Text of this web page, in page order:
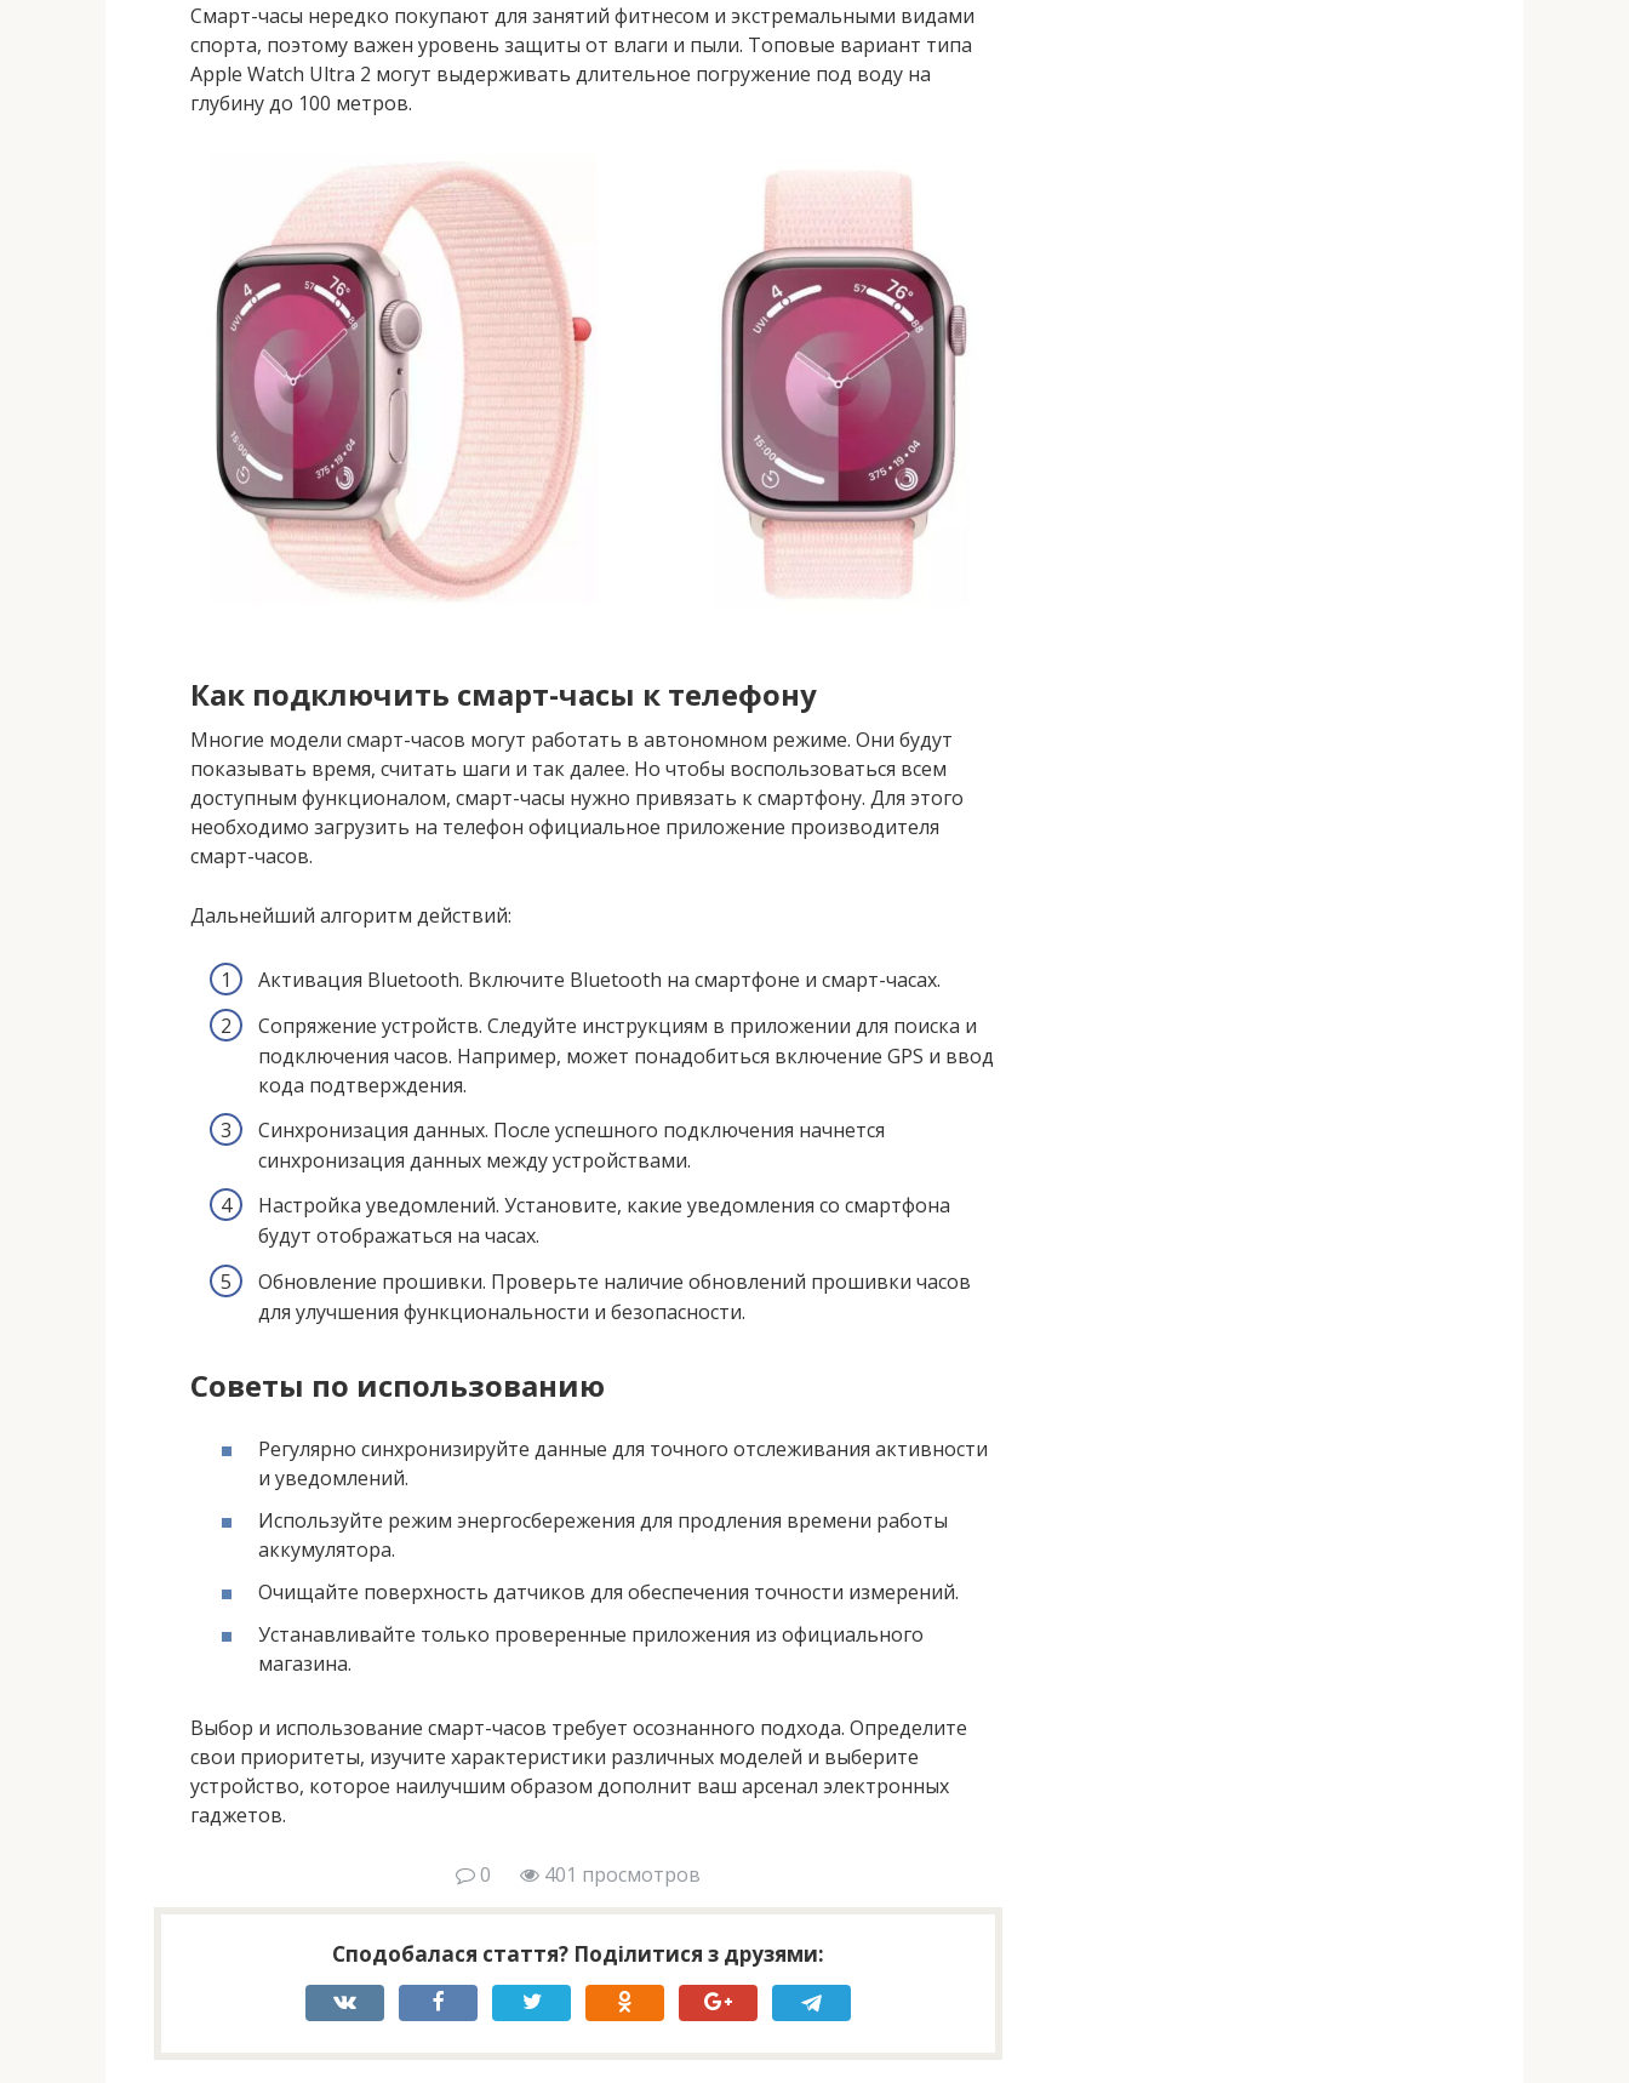
Смарт-часы нередко покупают для занятий фитнесом и экстремальными видами
спорта, поэтому важен уровень защиты от влаги и пыли. Топовые вариант типа
Apple Watch Ultra 2 могут выдерживать длительное погружение под воду на
глубину до 100 метров.
Как подключить смарт-часы к телефону
Многие модели смарт-часов могут работать в автономном режиме. Они будут
показывать время, считать шаги и так далее. Но чтобы воспользоваться всем
доступным функционалом, смарт-часы нужно привязать к смартфону. Для этого
необходимо загрузить на телефон официальное приложение производителя
смарт-часов.
Дальнейший алгоритм действий:
Активация Bluetooth. Включите Bluetooth на смартфоне и смарт-часах.
Сопряжение устройств. Следуйте инструкциям в приложении для поиска и
подключения часов. Например, может понадобиться включение GPS и ввод
кода подтверждения.
Синхронизация данных. После успешного подключения начнется
синхронизация данных между устройствами.
Настройка уведомлений. Установите, какие уведомления со смартфона
будут отображаться на часах.
Обновление прошивки. Проверьте наличие обновлений прошивки часов
для улучшения функциональности и безопасности.
Советы по использованию
Регулярно синхронизируйте данные для точного отслеживания активности
и уведомлений.
Используйте режим энергосбережения для продления времени работы
аккумулятора.
Очищайте поверхность датчиков для обеспечения точности измерений.
Устанавливайте только проверенные приложения из официального
магазина.
Выбор и использование смарт-часов требует осознанного подхода. Определите
свои приоритеты, изучите характеристики различных моделей и выберите
устройство, которое наилучшим образом дополнит ваш арсенал электронных
гаджетов.
0 401 просмотров
Сподобалася стаття? Поділитися з друзями: